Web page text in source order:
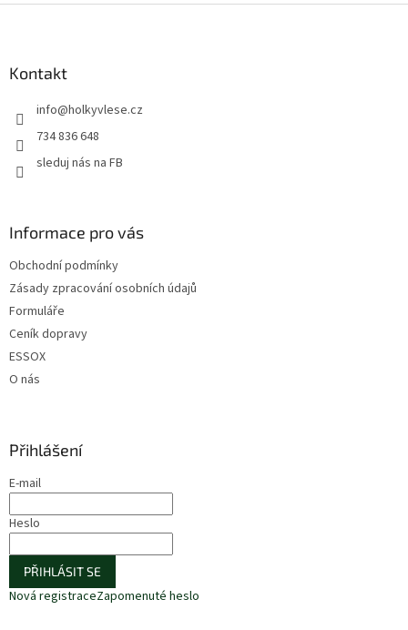
Kontakt
info@holkyvlese.cz
734 836 648
sleduj nás na FB
Informace pro vás
Obchodní podmínky
Zásady zpracování osobních údajů
Formuláře
Ceník dopravy
ESSOX
O nás
Přihlášení
E-mail
Heslo
PŘIHLÁSIT SE
Nová registraceZapomenuté heslo